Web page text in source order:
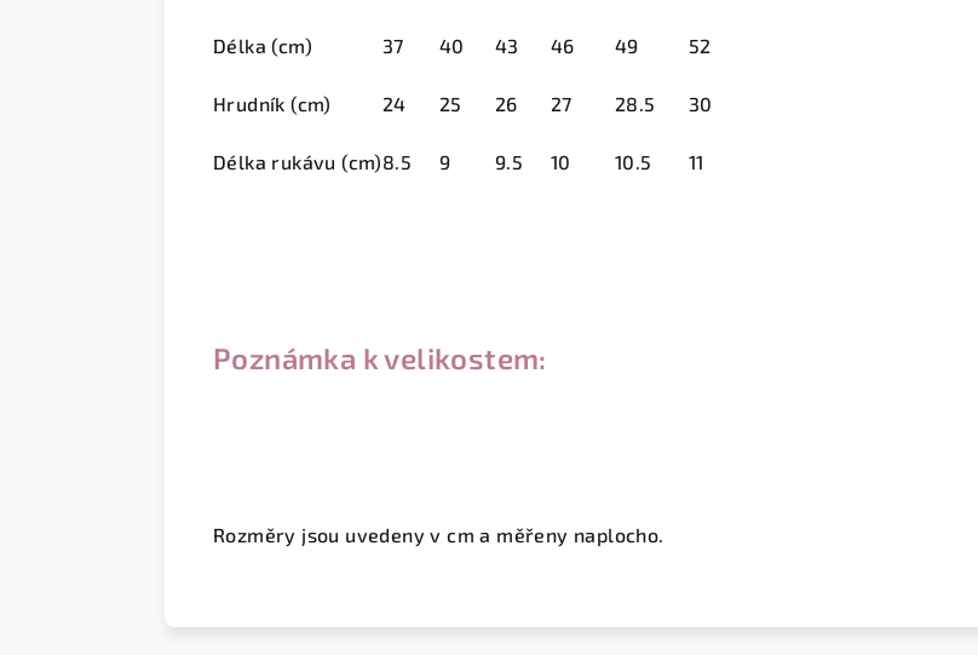
Délka (cm) 37 40 43 46 49 52
Hrudník (cm) 24 25 26 27 28.5 30
Délka rukávu (cm)8.5 9 9.5 10 10.5 11
Poznámka k velikostem:
Rozměry jsou uvedeny v cm a měřeny naplocho.